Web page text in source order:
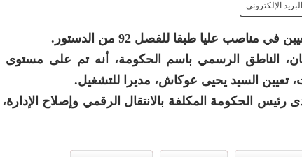
البريد الإلكتروني
عليا طبقا للفصل 92 من الدستور.
الناطق الرسمي باسم الحكومة، أنه تم على مستوى
تعيين السيد يحيى عوكاش، مديرا للتشغيل.
الحكومة المكلفة بالانتقال الرقمي وإصلاح الإدارة،